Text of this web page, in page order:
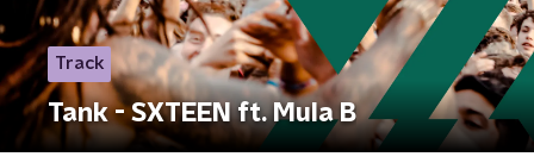
Track
Tank - SXTEEN ft. Mula B